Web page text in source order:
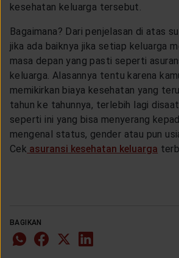
kesehatan keluarga tersebut.
Bagaimana? Dari penjelasan di atas
jika ada baiknya jika setiap keluarga
masa depan yang pasti seperti
keluarga. Alasannya tentu karena
memikirkan biaya kesehatan yang
tahun ke tahunnya, terlebih lagi
seperti ini yang bisa menyerang
mengenal status, gender atau pun
Cek asuransi kesehatan keluarga
BAGIKAN